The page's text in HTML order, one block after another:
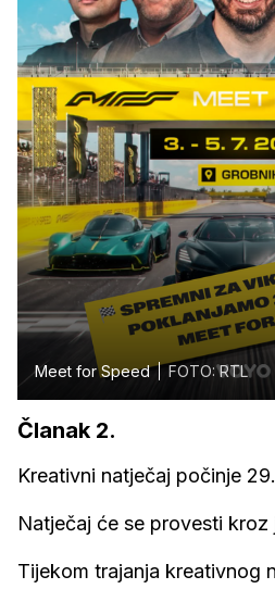
Meet for Speed FOTO: RTL
Članak 2.
Kreativni natječaj počinje
Natječaj će se provesti kroz
Tijekom trajanja kreativnog